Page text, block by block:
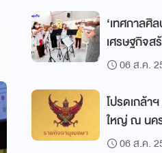
‘เทศกาลศิลป
เศรษฐกิจส
06 ส.ค.
โปรดเกล้า
ใหญ่ ณ นค
06 ส.ค.